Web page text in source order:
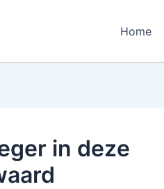
Home
in deze